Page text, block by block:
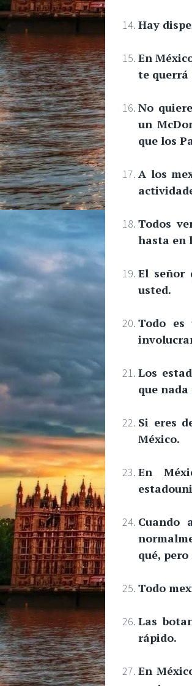
Hay
En
te querrá
No
un
que los
A los
Todos
hasta en
El señor
usted.
Todo es
Los
que
Si eres
México.
En
Cuando
qué,
Todo
Las
rápido.
En